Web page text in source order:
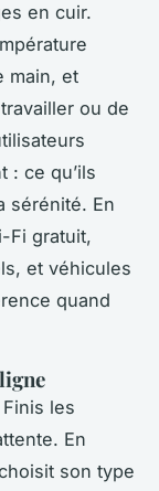
en cuir.
main, et
ou de
: ce qu’ils
sérénité. En
Fi gratuit,
et véhicules
quand
les
En
son type